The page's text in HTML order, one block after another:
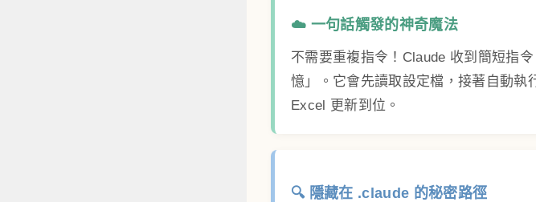
☁️ 一句話觸發的神奇魔法
不需要重複指令！Claude 收到簡短指
憶」。它會先讀取設定檔，接著自動
Excel 更新到位。
🔍 隱藏在 .claude 的秘密路徑